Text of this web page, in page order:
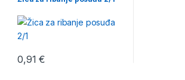
0,91€